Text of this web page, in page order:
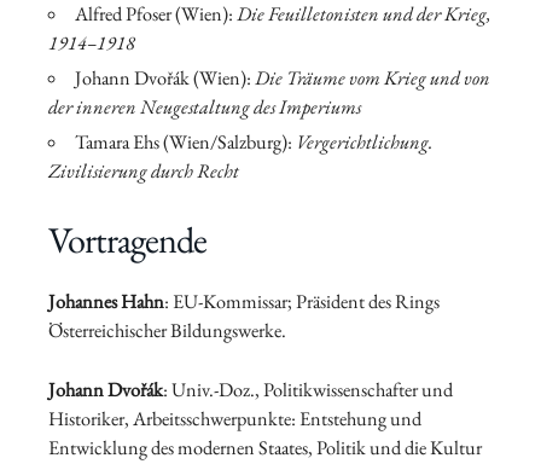
Alfred Pfoser (Wien):Die Feuilletonisten und der Krieg,
1914–1918
Johann Dvořák (Wien):Die Träume vom Krieg und von
der inneren Neugestaltung des Imperiums
Tamara Ehs (Wien/Salzburg): Vergerichtlichung.
Zivilisierung durch Recht
Vortragende
Johannes Hahn: EU-Kommissar; Präsident des Rings
Österreichischer Bildungswerke.
Johann Dvořák: Univ.-Doz., Politikwissenschafter und
Historiker, Arbeitsschwerpunkte: Entstehung und
Entwicklung des modernen Staates, Politik und die Kultur